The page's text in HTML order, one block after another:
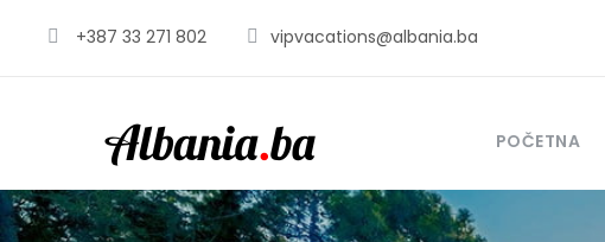
+387 33 271 802 vipvacations@albania.ba
POČETNA